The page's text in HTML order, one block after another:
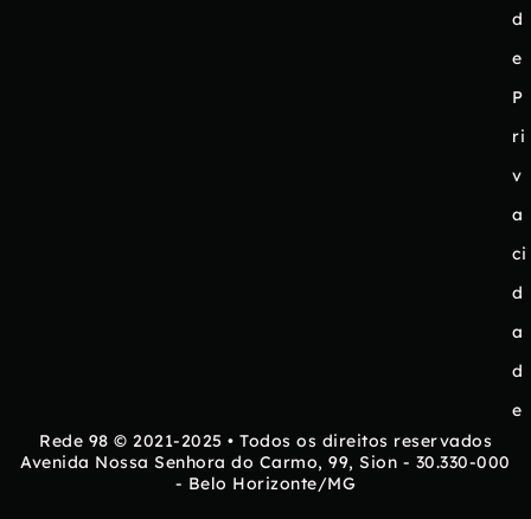
d
e
P
ri
v
a
ci
d
a
d
e
Rede 98 © 2021-2025 • Todos os direitos reservados
Avenida Nossa Senhora do Carmo, 99, Sion - 30.330-000
- Belo Horizonte/MG